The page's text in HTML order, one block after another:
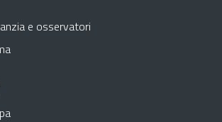
e osservatori